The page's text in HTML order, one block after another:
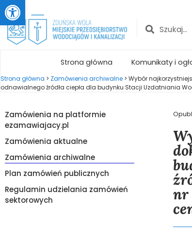
Strona główna Komunikaty i
Strona główna > Zamówienia archiwalne > Wybór
odnawialnego źródła ciepła dla budynku Stacji Uzdatniania
Zamówienia na platformie
ezamawiajacy.pl
Zamówienia aktualne
Zamówienia archiwalne
Plan zamówień publicznych
Regulamin udzielania zamówień
sektorowych
nr